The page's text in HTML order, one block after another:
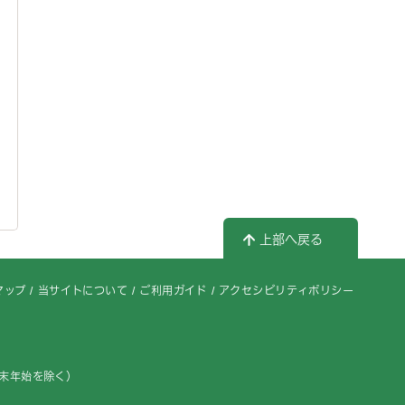
上部へ戻る
ップ 当サイトについて ご利用ガイド アクセシビリティポリシー
年始を除く）